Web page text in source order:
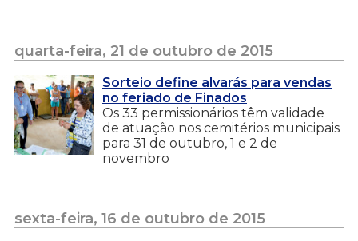
quarta-feira, 21 de outubro de 2015
Sorteio define alvarás para vendas
no feriado de Finados
Os 33 permissionários têm validade
de atuação nos cemitérios municipais
para 31 de outubro, 1 e 2 de
novembro
sexta-feira, 16 de outubro de 2015